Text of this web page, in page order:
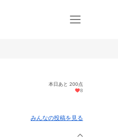
本日あと 200点
8
みんなの投稿を見る